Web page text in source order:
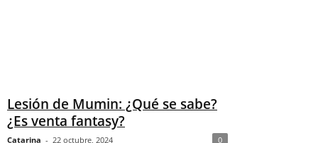
Lesión de Mumin: ¿Qué se sabe?
¿Es venta fantasy?
Catarina - 22 octubre, 2024 0